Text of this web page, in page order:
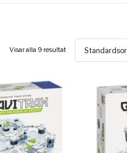
Visar alla 9 resultat